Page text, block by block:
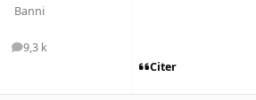
Banni
9,3 k
messages
Citer